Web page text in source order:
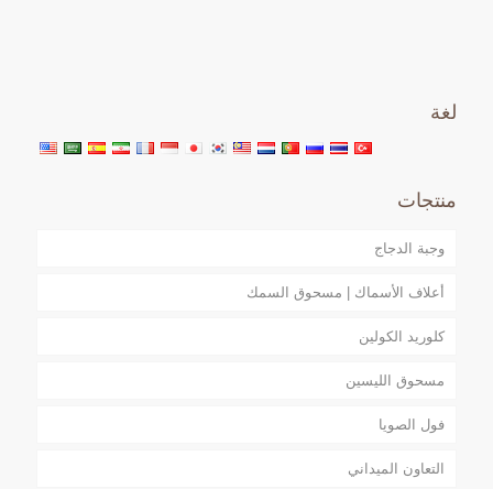
لغة
منتجات
وجبة الدجاج
أعلاف الأسماك | مسحوق السمك
كلوريد الكولين
مسحوق الليسين
فول الصويا
التعاون الميداني